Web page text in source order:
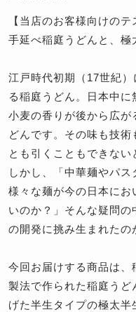
【当店のお客様向けのテ
手延べ稲庭うどんと、極
江戸時代初期（17世紀
る稲庭うどん。日本中
小麦の香りが後から広が
どんです。その味も技術
とも引くこともできない
しかし、「中華麺やパ
様々な麺が今の日本にお
いのか？」そんな疑問
の開発に挑み生まれたの
今回お届けする商品は
製法で作られた稲庭うど
げた半生タイプの極太半